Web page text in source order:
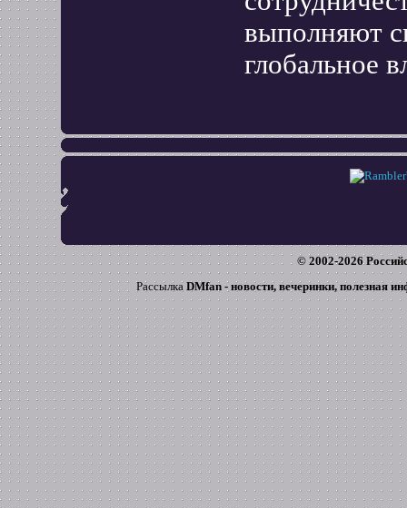
выполняют
глобальное
© 2002-2026
Рассылка DMfan - новости, вечеринки, полезная